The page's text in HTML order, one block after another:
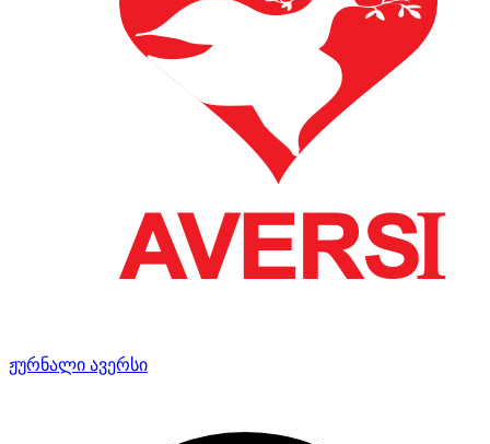
ჟურნალი ავერსი